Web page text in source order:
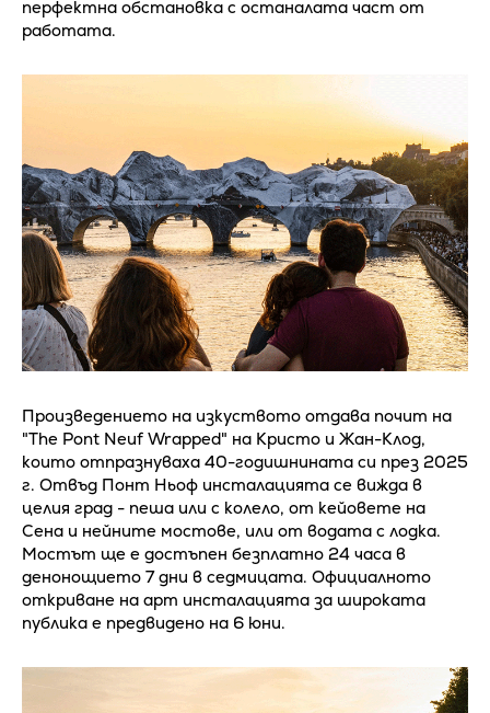
перфектна обстановка с останалата част от
работата.
Произведението на изкуството отдава почит на
"The Pont Neuf Wrapped" на Кристо и Жан-Клод,
които отпразнуваха 40-годишнината си през 2025
г. Отвъд Понт Ньоф инсталацията се вижда в
целия град - пеша или с колело, от кейовете на
Сена и нейните мостове, или от водата с лодка.
Мостът ще е достъпен безплатно 24 часа в
денонощието 7 дни в седмицата. Официалното
откриване на арт инсталацията за широката
публика е предвидено на 6 юни.